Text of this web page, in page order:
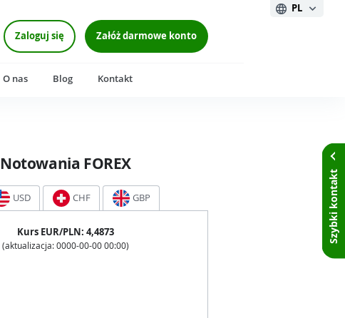
Zaloguj się Załóż darmowe konto
PL
O nas Blog Kontakt
Notowania FOREX
USD CHF GBP
Kurs EUR/PLN: 4,4873
(aktualizacja: 0000-00-00 00:00)
Szybki kontakt